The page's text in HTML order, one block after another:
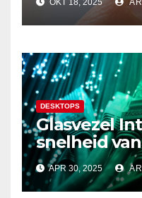
super
en de EU!
OKT 18, 2025
DESKTOPS
Glasvezel
snelheid
verbeter je
APR 30, 2025